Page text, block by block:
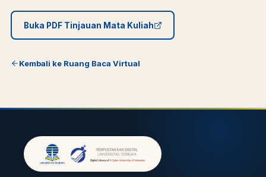
Buka PDF Tinjauan Mata Kuliah
Kembali ke Ruang Baca Virtual